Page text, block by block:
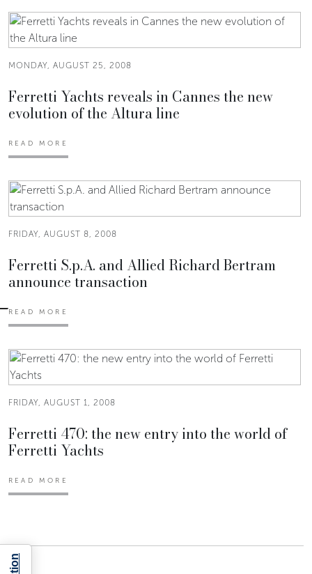
MONDAY, AUGUST 25, 2008
Ferretti Yachts reveals in Cannes the new
evolution of the Altura line
READ MORE
FRIDAY, AUGUST 8, 2008
Ferretti S.p.A. and Allied Richard Bertram
announce transaction
READ MORE
FRIDAY, AUGUST 1, 2008
Ferretti 470: the new entry into the world of
Ferretti Yachts
READ MORE